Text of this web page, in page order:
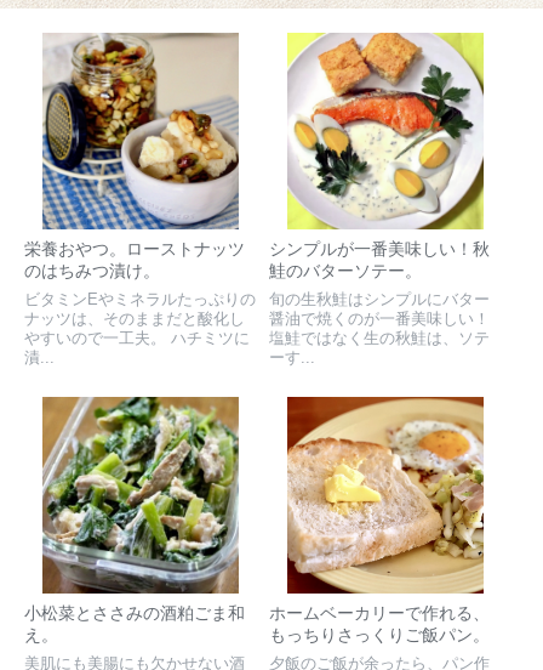
栄養おやつ。ローストナッツ
のはちみつ漬け。
ビタミンEやミネラルたっぷりの
ナッツは、そのままだと酸化し
やすいので一工夫。 ハチミツに
漬...
シンプルが一番美味しい！秋
鮭のバターソテー。
旬の生秋鮭はシンプルにバター
醤油で焼くのが一番美味しい！
塩鮭ではなく生の秋鮭は、ソテ
ーす...
小松菜とささみの酒粕ごま和
え。
美肌にも美腸にも欠かせない酒
ホームベーカリーで作れる、
もっちりさっくりご飯パン。
夕飯のご飯が余ったら、パン作